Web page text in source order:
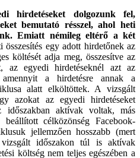
hirdetéseket dolgozunk fel,
bemutató résszel, ahol heti
Emiatt némileg eltérő a két
összesítés egy adott hirdetőnek az
költését adja meg, összesítve az
az egyedi hirdetéseknél azt az
a hirdetésre annak a
alatt elköltöttek. A vizsgált
azokat az egyedi hirdetéseket
időszakban aktívak voltak, más
célközönség Facebook-
jellemzően hosszabb (mert
időszakon túl is aktívak
költség nem teljes egészében a